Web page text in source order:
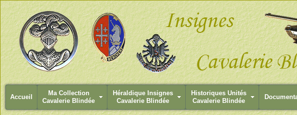
Accueil
Ma Collection
Cavalerie Blindée
Héraldique Insignes
Cavalerie Blindée
Historiques Unités
Cavalerie Blindée